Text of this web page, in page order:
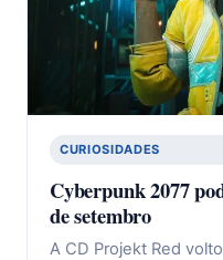
CURIOSIDADES
Cyberpunk 2077
de setembro
A CD Projekt Red